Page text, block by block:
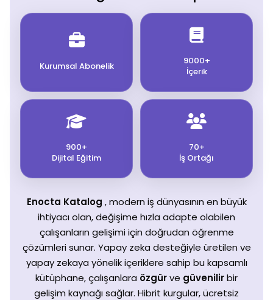
Kurumsal Abonelik
9000+
İçerik
900+
Dijital Eğitim
70+
İş Ortağı
Enocta Katalog , modern iş dünyasının en büyük
ihtiyacı olan, değişime hızla adapte olabilen
çalışanların gelişimi için doğrudan öğrenme
çözümleri sunar. Yapay zeka desteğiyle üretilen ve
yapay zekaya yönelik içeriklere sahip bu kapsamlı
kütüphane, çalışanlara özgürve güvenilirbir
gelişim kaynağı sağlar. Hibrit kurgular, ücretsiz